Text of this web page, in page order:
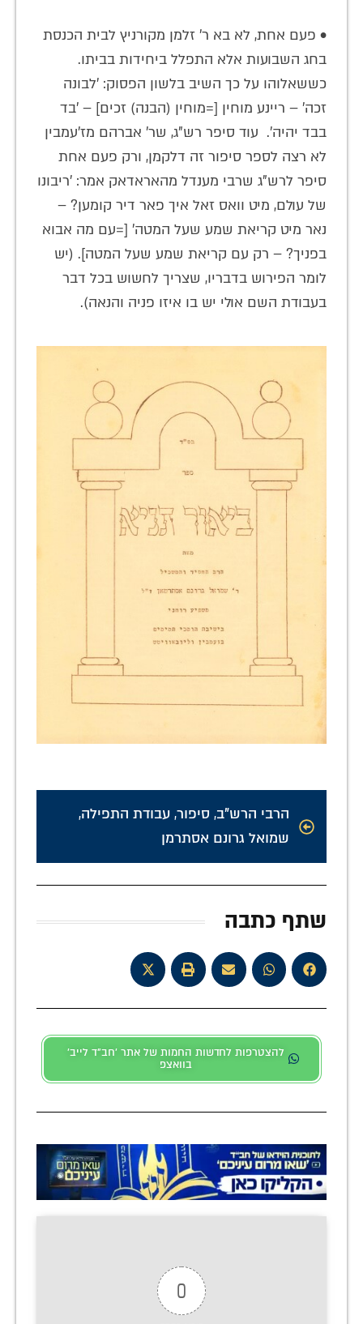
• פעם אחת, לא בא ר' זלמן מקורניץ לבית הכנסת
בחג השבועות אלא התפלל ביחידות בביתו.
כששאלוהו על כך השיב בלשון הפסוק: 'לבונה
זכה' – ריינע מוחין [=מוחין (הבנה) זכים] – 'בד
בבד יהיה'. עוד סיפר רש"ג, שר' אברהם מז'עמבין
לא רצה לספר סיפור זה דלקמן, ורק פעם אחת
סיפר לרש"ג שרבי מענדל מהאראדאק אמר: 'ריבונו
של עולם, מיט וואס זאל איך פאר דיר קומען? –
נאר מיט קריאת שמע שעל המטה' [=עם מה אבוא
בפניך? – רק עם קריאת שמע שעל המטה]. (יש
לומר הפירוש בדבריו, שצריך לחשוש בכל דבר
בעבודת השם אולי יש בו איזו פניה והנאה).
הרבי הרש"ב, סיפור, עבודת התפילה,
שמואל גרונם אסתרמן
שתף כתבה
להצטרפות לחדשות החמות של אתר 'חב"ד לייב'
בוואצפ
0